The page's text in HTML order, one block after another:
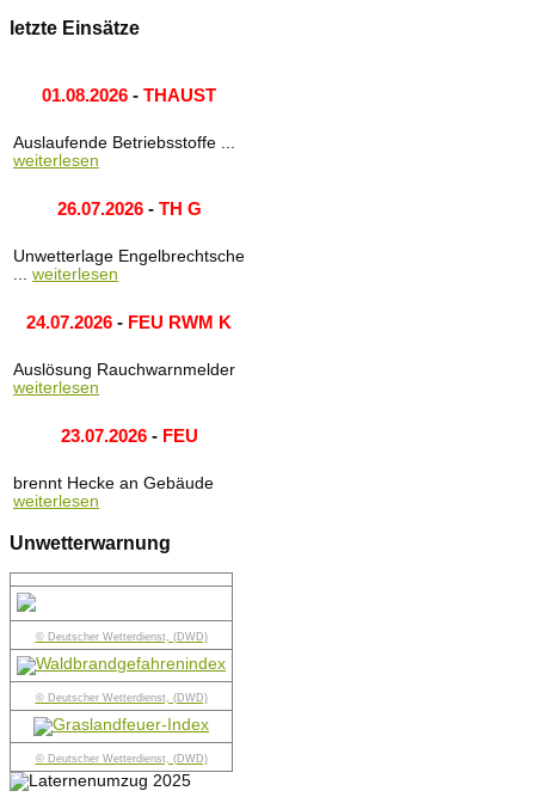
letzte Einsätze
01.08.2026 - THAUST
Auslaufende Betriebsstoffe ...
weiterlesen
26.07.2026- TH G
Unwetterlage Engelbrechtsche
... weiterlesen
24.07.2026 - FEU RWM K
Auslösung Rauchwarnmelder
weiterlesen
23.07.2026- FEU
brennt Hecke an Gebäude
weiterlesen
Unwetterwarnung
© Deutscher Wetterdienst, (DWD)
© Deutscher Wetterdienst, (DWD)
© Deutscher Wetterdienst, (DWD)